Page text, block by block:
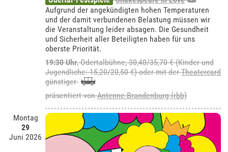
Aufgrund der angekündigten hohen Temperaturen
und der damit verbundenen Belastung müssen wir
die Veranstaltung leider absagen. Die Gesundheit
und Sicherheit aller Beteiligten haben für uns
oberste Priorität.
19:30 Uhr,Odertalbühne, 30,40/35,70 € (Kinder und
Jugendliche: 15,20/20,50 €) oder mit derTheatercard
günstiger
präsentiert vonAntenne Brandenburg (rbb)
Montag
29
Juni 2026